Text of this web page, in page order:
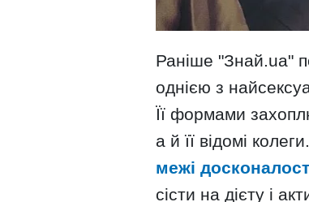
Раніше "Знай.ua"
однією з
Її формами
а й її відомі
межі
сісти на дієту і